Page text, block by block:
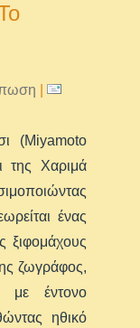
|
(Miyamoto
της Χαριμά
ένας
ξιφομάχους
ζωγράφος,
με έντονο
ηθικό